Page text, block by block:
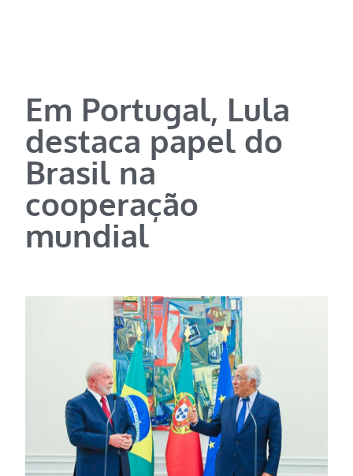
Em Portugal, Lula
destaca papel do
Brasil na
cooperação
mundial